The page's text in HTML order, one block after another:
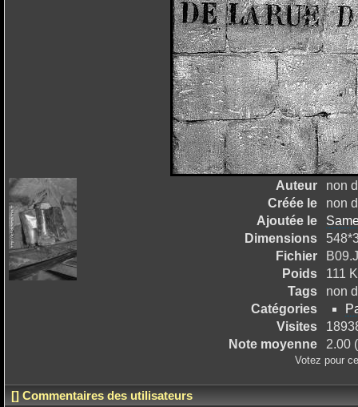
Auteur
non
Créée le
non
Ajoutée le
Dimensions
Fichier
Poids
111
Tags
non
Catégories
Visites
Note moyenne
2.00
Votez pour
[] Commentaires des utilisateurs